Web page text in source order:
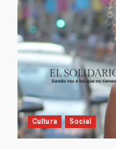
Cultura Social